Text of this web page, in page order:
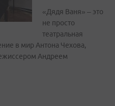
«Дядя Ваня» – это
не просто
театральная
в мир Антона Чехова,
Андреем